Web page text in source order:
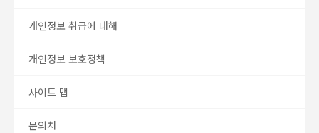
개인정보 취급에 대해
개인정보 보호정책
사이트 맵
문의처